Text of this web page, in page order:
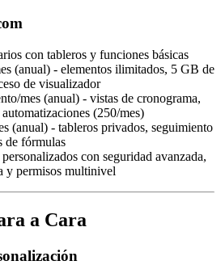
con tableros y funciones básicas
(anual) - elementos ilimitados, 5 GB de
de visualizador
mes (anual) - vistas de cronograma,
(250/mes)
(anual) - tableros privados, seguimiento
de fórmulas
con seguridad avanzada,
y permisos multinivel
a Cara